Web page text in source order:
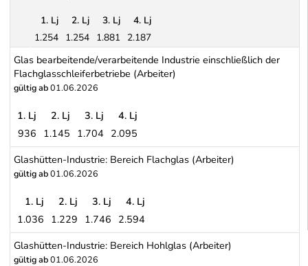
Sonderregelung für Lehrlinge nach Vollendung des 18.
1. Lj 2. Lj 3. Lj
4. Lj
1.254 1.254 1.881 2.187
Glas bearbeitende/verarbeitende Industrie einschließlich der
Flachglasschleiferbetriebe (Arbeiter)
gültig ab01.06.2026
Glas bearbeitende/verarbeitende Industrie einschließlich der
1. Lj 2. Lj 3. Lj
4. Lj
936 1.145 1.704 2.095
Glashütten-Industrie: Bereich Flachglas (Arbeiter)
gültig ab01.06.2026
Glashütten-Industrie: Bereich Flachglas (Arbeiter)
1. Lj 2. Lj 3. Lj
4. Lj
1.036 1.229 1.746 2.594
Glashütten-Industrie: Bereich Hohlglas (Arbeiter)
gültig ab01.06.2026